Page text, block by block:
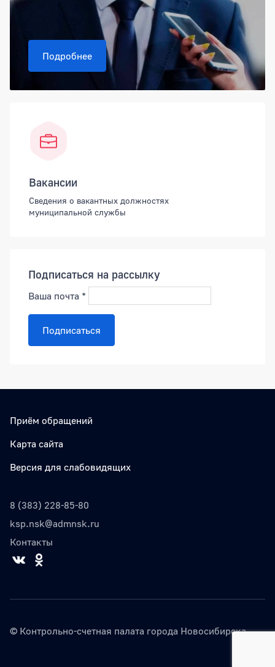
Подробнее
Вакансии
Сведения о вакантных должностях
муниципальной службы
Подписаться на рассылку
Ваша почта *
Подписаться
Приём обращений
Карта сайта
Версия для слабовидящих
8 (383) 228-85-80
ksp.nsk@admnsk.ru
Контакты
© Контрольно-счетная палата города Новосибирска